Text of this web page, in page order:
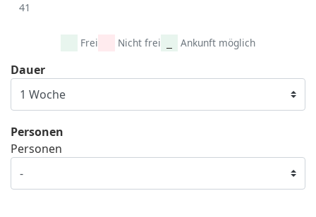
41
Frei Nicht frei Ankunft möglich
Dauer
Personen
Personen